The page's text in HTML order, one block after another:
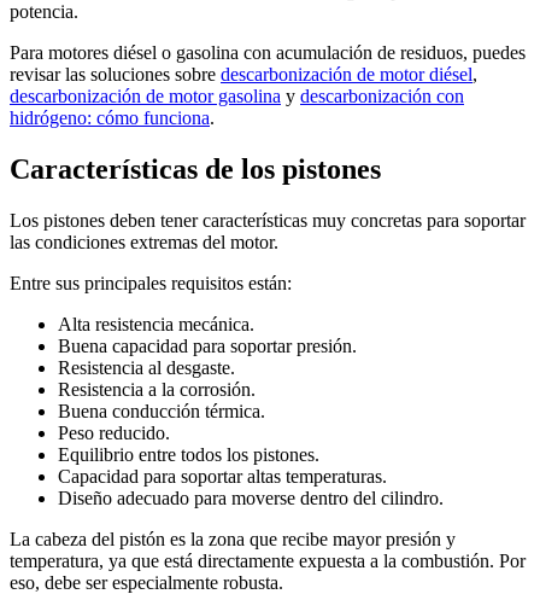
potencia.
Para motores diésel o gasolina con acumulación de residuos, puedes
revisar las soluciones sobre descarbonización de motor diésel,
descarbonización de motor gasolina y descarbonización con
hidrógeno: cómo funciona.
Características de los pistones
Los pistones deben tener características muy concretas para soportar
las condiciones extremas del motor.
Entre sus principales requisitos están:
Alta resistencia mecánica.
Buena capacidad para soportar presión.
Resistencia al desgaste.
Resistencia a la corrosión.
Buena conducción térmica.
Peso reducido.
Equilibrio entre todos los pistones.
Capacidad para soportar altas temperaturas.
Diseño adecuado para moverse dentro del cilindro.
La cabeza del pistón es la zona que recibe mayor presión y
temperatura, ya que está directamente expuesta a la combustión. Por
eso, debe ser especialmente robusta.